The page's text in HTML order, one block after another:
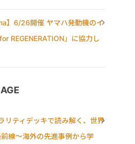
】6/26開催 ヤマハ発動機のイ
REGENERATION」に協力し
リティデッキで読み解く、世界
線〜海外の先進事例から学